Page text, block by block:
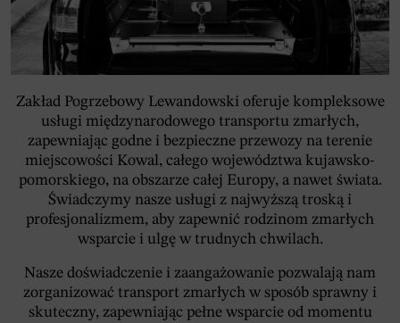
Zakład Pogrzebowy Lewandowski oferuje kompleksowe
usługi międzynarodowego transportu zmarłych,
zapewniając godne i bezpieczne przewozy na terenie
miejscowości Kowal, całego województwa kujawsko-
pomorskiego, na obszarze całej Europy, a nawet świata.
Świadczymy nasze usługi z najwyższą troską i
profesjonalizmem, aby zapewnić rodzinom zmarłych
wsparcie i ulgę w trudnych chwilach.
Nasze doświadczenie i zaangażowanie pozwalają nam
zorganizować transport zmarłych w sposób sprawny i
skuteczny, zapewniając pełne wsparcie od momentu